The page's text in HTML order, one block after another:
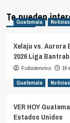
Te pueden
Guatemala Noticias
Xelaju vs. Aurora
2026 Liga Bantrab
Futbolenvivo 19
Guatemala Noticias
VER HOY
Estados Unidos